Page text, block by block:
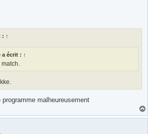
: ↑
a écrit : ↑
malheureusement